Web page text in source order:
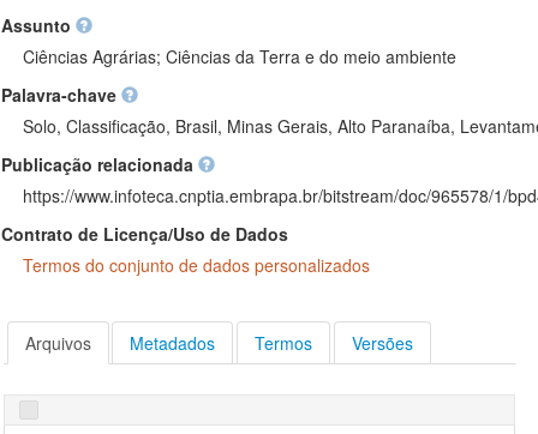
Assunto
Ciências Agrárias; Ciências da Terra e do meio ambiente
Palavra-chave
Solo, Classificação, Brasil, Minas Gerais, Alto Paranaíba,
Publicação relacionada
https://www.infoteca.cnptia.embrapa.br/bitstream/doc/965578/1/
Contrato de Licença/Uso de Dados
Termos do conjunto de dados personalizados
Arquivos Metadados Termos Versões